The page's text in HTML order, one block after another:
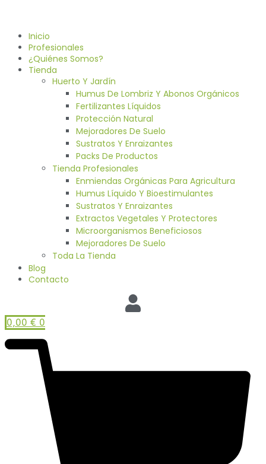
Inicio
Profesionales
¿Quiénes Somos?
Tienda
Huerto Y Jardín
Humus De Lombriz Y Abonos Orgánicos
Fertilizantes Líquidos
Protección Natural
Mejoradores De Suelo
Sustratos Y Enraizantes
Packs De Productos
Tienda Profesionales
Enmiendas Orgánicas Para Agricultura
Humus Líquido Y Bioestimulantes
Sustratos Y Enraizantes
Extractos Vegetales Y Protectores
Microorganismos Beneficiosos
Mejoradores De Suelo
Toda La Tienda
Blog
Contacto
0,00 € 0